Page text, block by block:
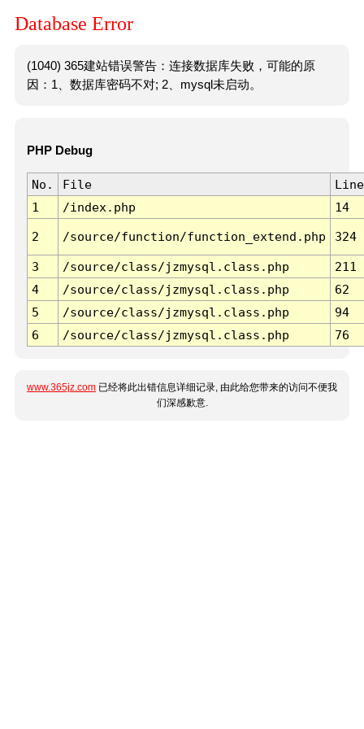
Database Error
(1040) 365建站错误警告：连接数据库失败，可能的原
因：1、数据库密码不对; 2、mysql未启动。
PHP Debug
No. File
Line
1
/index.php 14
2 /source/function/function_extend.php 324
3 /source/class/jzmysql.class.php
211
4
/source/class/jzmysql.class.php
62
5
/source/class/jzmysql.class.php
94
6
/source/class/jzmysql.class.php 76
www.365jz.com 已经将此出错信息详细记录, 由此给您带来的访问不便我
们深感歉意.